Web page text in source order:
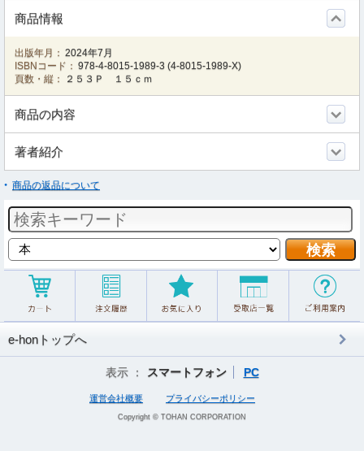
商品情報
出版年月： 2024年7月
ISBNコード： 978-4-8015-1989-3 (4-8015-1989-X)
頁数・縦：
２５３Ｐ １５ｃｍ
商品の内容
著者紹介
商品の返品について
e-honトップへ
表示 ： スマートフォン PC
運営会社概要 プライバシーポリシー
Copyright © TOHAN CORPORATION